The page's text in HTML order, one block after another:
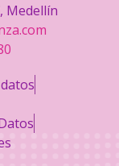
Medellín